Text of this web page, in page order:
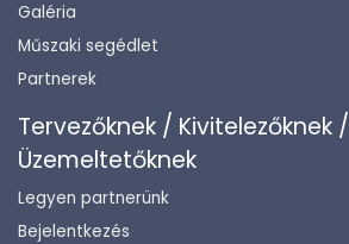
Galéria
Műszaki segédlet
Partnerek
Tervezőknek / Kivitelezőknek /
Üzemeltetőknek
Legyen partnerünk
Bejelentkezés